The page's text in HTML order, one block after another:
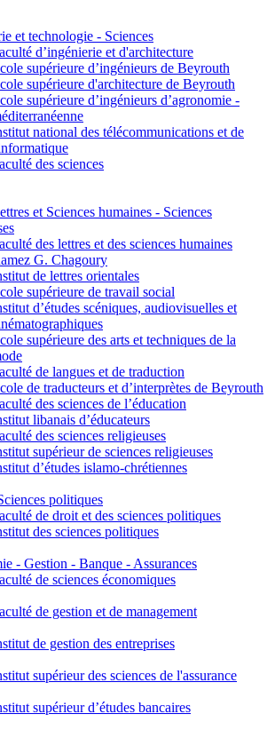
et technologie - Sciences
d’ingénierie et d'architecture
supérieure d’ingénieurs de Beyrouth
supérieure d'architecture de Beyrouth
supérieure d’ingénieurs d’agronomie -
national des télécommunications et de
des sciences
et Sciences humaines - Sciences
des lettres et des sciences humaines
G. Chagoury
de lettres orientales
supérieure de travail social
d’études scéniques, audiovisuelles et
supérieure des arts et techniques de la
de langues et de traduction
de traducteurs et d’interprètes de Beyrouth
des sciences de l’éducation
libanais d’éducateurs
des sciences religieuses
supérieur de sciences religieuses
d’études islamo-chrétiennes
politiques
de droit et des sciences politiques
des sciences politiques
- Gestion - Banque - Assurances
de sciences économiques
de gestion et de management
de gestion des entreprises
supérieur des sciences de l'assurance
supérieur d’études bancaires